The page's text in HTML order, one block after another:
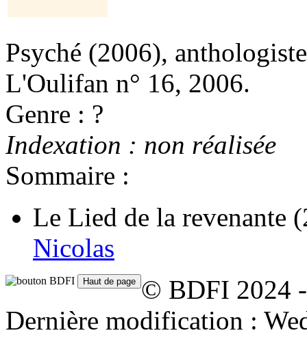
Psyché (2006),
L'Oulifan n° 16, 2006.
Genre : ?
Indexation : non réalisée
Sommaire :
Le Lied de la revenante
Nicolas
© BDFI 2024
Dernière modification :